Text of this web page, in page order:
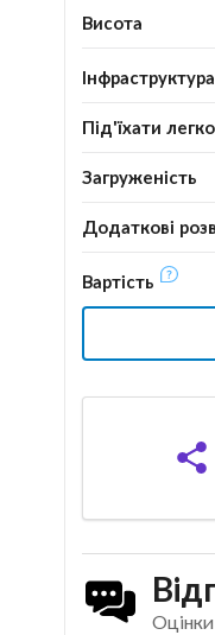
Висота
Інфраструктура
Під'їхати
Загруженість
Додаткові
Вартість